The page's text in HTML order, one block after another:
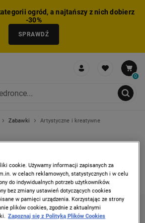
ogród, a najtańszy z nich dobierz
-30%
SPRAWDŹ
0
Zabawki Artystyczne i kreatywne
FILTRUJ(1)
cookie. Używamy informacji zapisanych za
w celach reklamowych, statystycznych i w celu
do indywidualnych potrzeb użytkowników.
bez zmiany ustawień dotyczących cookies
w pamięci urządzenia. Korzystając ze strony
plików cookies, zgodnie z aktualnymi
Zapoznaj się z Polityką Plików Cookies